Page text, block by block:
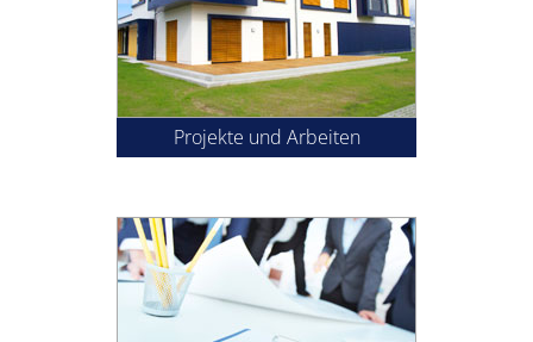
Projekte und Arbeiten